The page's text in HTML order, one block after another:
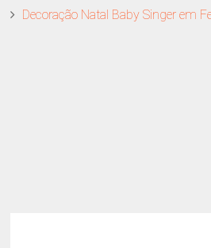
Decoração Natal Baby Singer em